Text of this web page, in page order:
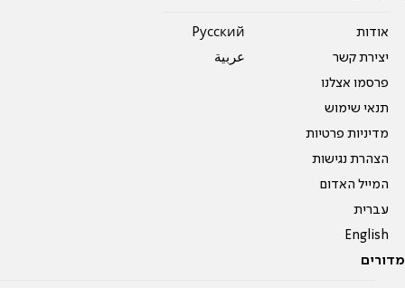
אודות
יצירת קשר
פרסמו אצלנו
תנאי שימוש
מדיניות פרטיות
הצהרת נגישות
המייל האדום
עברית
English
Pусский
عربية
מדורים